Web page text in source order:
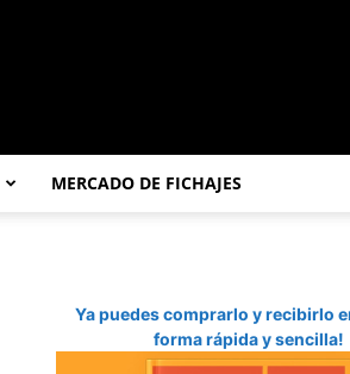
MERCADO DE FICHAJES
Ya puedes comprarlo y recibirlo
forma rápida y sencilla!